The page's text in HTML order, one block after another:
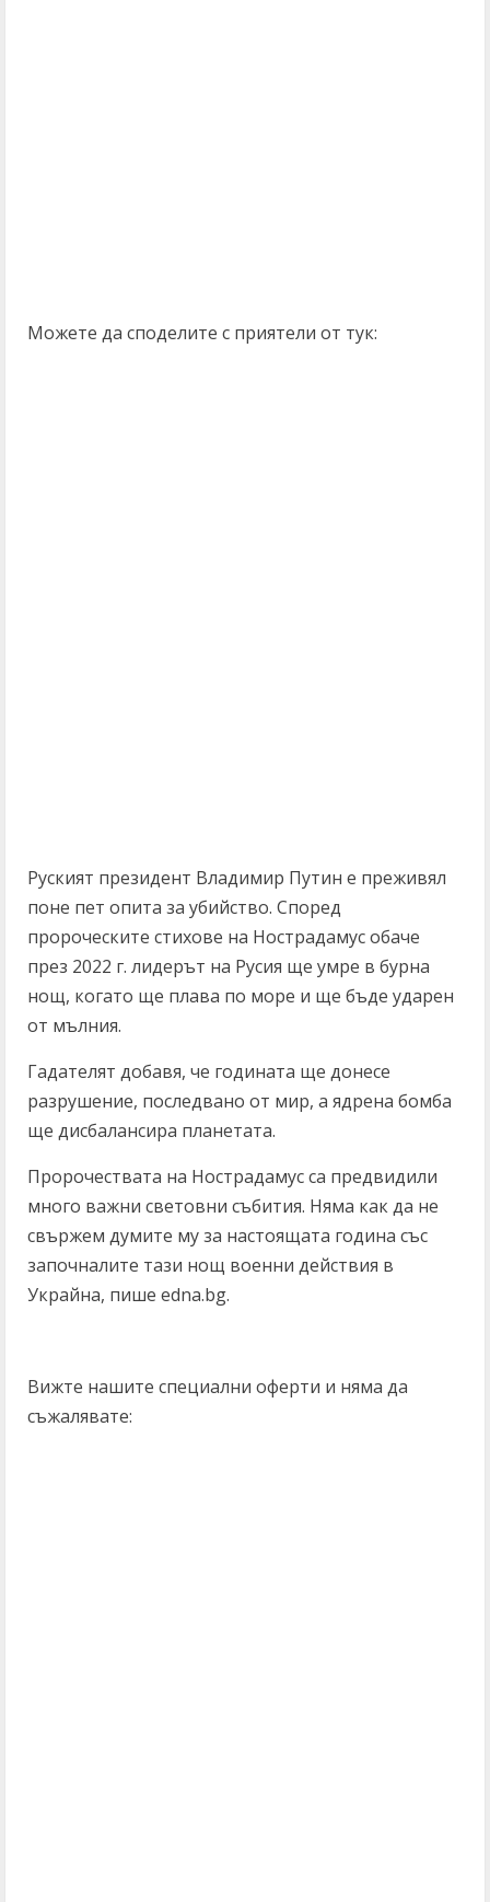
Можете да споделите с приятели от тук:
Руският президент Владимир Путин е преживял
поне пет опита за убийство. Според
пророческите стихове на Нострадамус обаче
през 2022 г. лидерът на Русия ще умре в бурна
нощ, когато ще плава по море и ще бъде ударен
от мълния.
Гадателят добавя, че годината ще донесе
разрушение, последвано от мир, а ядрена бомба
ще дисбалансира планетата.
Пророчествата на Нострадамус са предвидили
много важни световни събития. Няма как да не
свържем думите му за настоящата година със
започналите тази нощ военни действия в
Украйна, пише edna.bg.
Вижте нашите специални оферти и няма да
съжалявате: